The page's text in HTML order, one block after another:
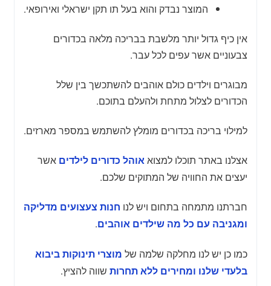
המוצר נבדק והוא בעל תו תקן ישראלי ואירופאי.
אין כיף גדול יותר מלשבת בבריכה מלאה בכדורים
צבעוניים אשר עפים לכל עבר.
מבוגרים וילדים כולם אוהבים להשתכשך בין שלל
הכדורים לצלול מתחת ולהעלם בתוכם.
למילוי בריכה בכדורים מומלץ להשתמש במספר מארזים.
אצלנו באתר תוכלו למצואאוהל כדורים לילדים אשר
יעצים את החוויה של המתוקים שלכם.
חברתנו מתמחה בתחום ויש לנו חנות צעצועים מדליקה
ומגניבה עם כל מה שילדים אוהבים.
כמו כן יש לנו מחלקה שלמה של מוצרי תינוקות ביבוא
בלעדי שלנו ומחירים ללא תחרותשווה להציץ.